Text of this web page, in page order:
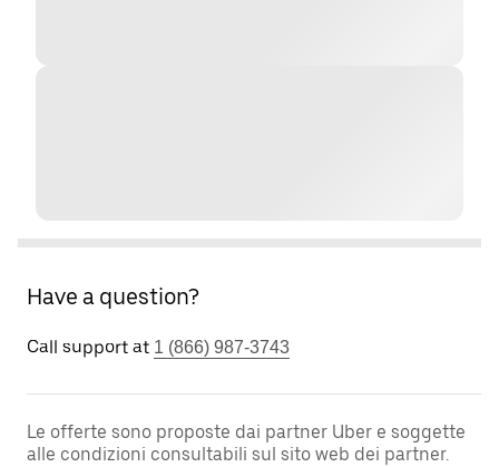
Have a question?
Call support at 1 (866) 987-3743
Le offerte sono proposte dai partner Uber e soggette
alle condizioni consultabili sul sito web dei partner.